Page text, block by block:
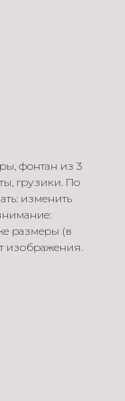
фонтан из 3
грузики. По
изменить
размеры (в
изображения.